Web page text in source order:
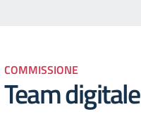
COMMISSIONE
Team digitale